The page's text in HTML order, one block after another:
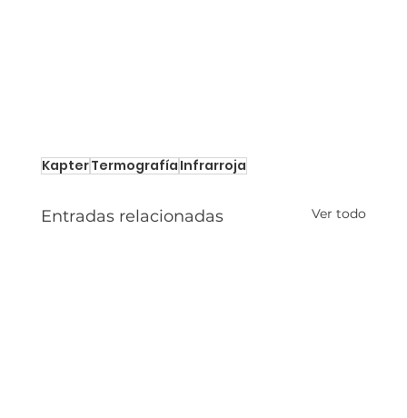
KapterTermografía Infrarroja
Entradas relacionadas Ver todo